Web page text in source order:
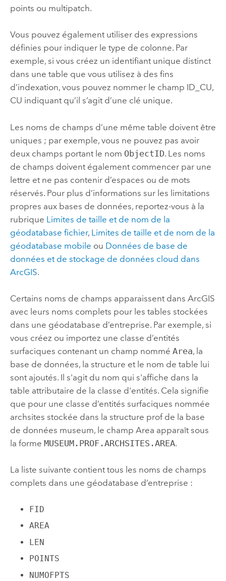
points ou multipatch.
Vous pouvez également utiliser des expressions
définies pour indiquer le type de colonne. Par
exemple, si vous créez un identifiant unique distinct
dans une table que vous utilisez à des fins
d’indexation, vous pouvez nommer le champ ID_CU,
CU indiquant qu’il s’agit d’une clé unique.
Les noms de champs d’une même table doivent être
uniques ; par exemple, vous ne pouvez pas avoir
deux champs portant le nom ObjectID. Les noms
de champs doivent également commencer par une
lettre et ne pas contenir d’espaces ou de mots
réservés. Pour plus d’informations sur les limitations
propres aux bases de données, reportez-vous à la
rubrique Limites de taille et de nom de la
géodatabase fichier, Limites de taille et de nom de la
géodatabase mobile ou Données de base de
données et de stockage de données cloud dans
ArcGIS.
Certains noms de champs apparaissent dans ArcGIS
avec leurs noms complets pour les tables stockées
dans une géodatabase d’entreprise. Par exemple, si
vous créez ou importez une classe d’entités
surfaciques contenant un champ nommé Area, la
base de données, la structure et le nom de table lui
sont ajoutés. Il s'agit du nom qui s'affiche dans la
table attributaire de la classe d'entités. Cela signifie
que pour une classe d’entités surfaciques nommée
archsites stockée dans la structure prof de la base
de données museum, le champ Area apparaît sous
la forme MUSEUM.PROF.ARCHSITES.AREA.
La liste suivante contient tous les noms de champs
complets dans une géodatabase d’entreprise :
FID
AREA
LEN
POINTS
NUMOFPTS